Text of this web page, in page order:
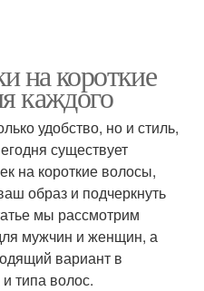
на короткие
каждого
удобство, но и стиль,
существует
на короткие волосы,
образ и подчеркнуть
мы рассмотрим
мужчин и женщин, а
вариант в
типа волос.